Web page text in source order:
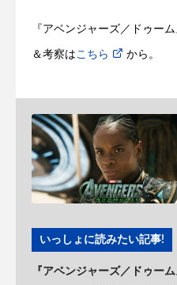
『アベンジャーズ／ドゥー
＆考察はこちら から。
いっしょに読みたい記事!
『アベンジャーズ／ドゥー